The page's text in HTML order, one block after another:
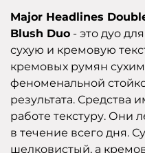
Major Headlines
Blush Duo - это дуо
сухую и кремовую
кремовых румян
феноменальной
результата. Средства
работе текстуру. Они
в течение всего дня.
шелковистый, а